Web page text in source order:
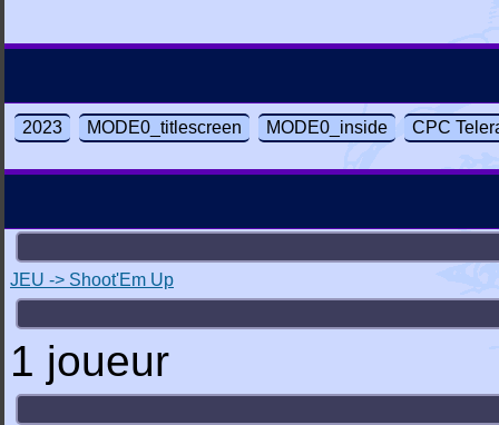
2023 MODE0_titlescreen MODE0_inside CPC
JEU -> Shoot'Em Up
1 joueur